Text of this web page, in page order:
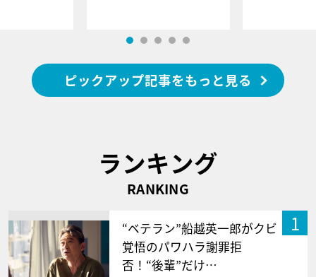
ピックアップ記事をもっと見る
ランキング
RANKING
1
“ベテラン”船越英一郎がクビ
覚悟のパワハラ謝罪拒
否！“後輩”だけ…